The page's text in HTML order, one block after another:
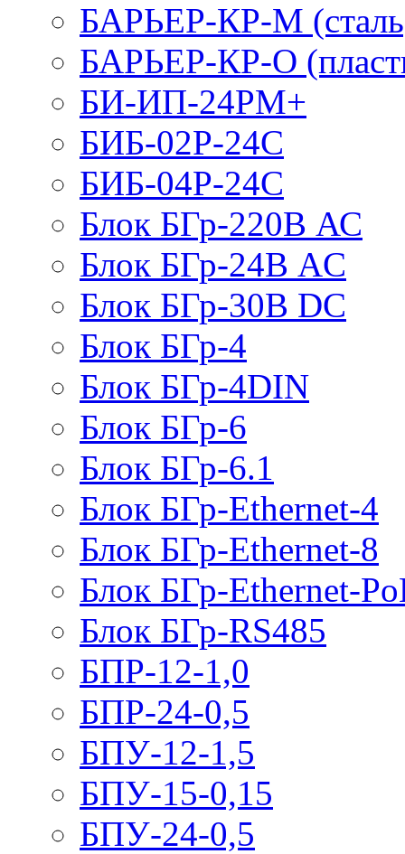
БАРЬЕР-КР-М
БАРЬЕР-КР-О
БИ-ИП-24РМ+
БИБ-02Р-24С
БИБ-04Р-24С
Блок БГр-220В АС
Блок БГр-24В AC
Блок БГр-30В DC
Блок БГр-4
Блок БГр-4DIN
Блок БГр-6
Блок БГр-6.1
Блок БГр-Ethernet-4
Блок БГр-Ethernet-8
Блок БГр-Ethernet-
Блок БГр-RS485
БПР-12-1,0
БПР-24-0,5
БПУ-12-1,5
БПУ-15-0,15
БПУ-24-0,5